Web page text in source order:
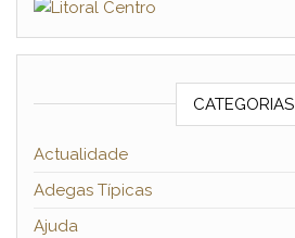
CATEGORIAS
Actualidade
Adegas Típicas
Ajuda